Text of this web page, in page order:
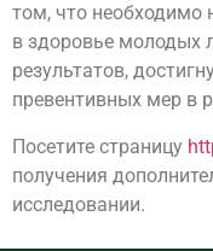
том, что необходимо
в здоровье молодых
результатов,
превентивных мер в
Посетите страницу
получения
исследовании.